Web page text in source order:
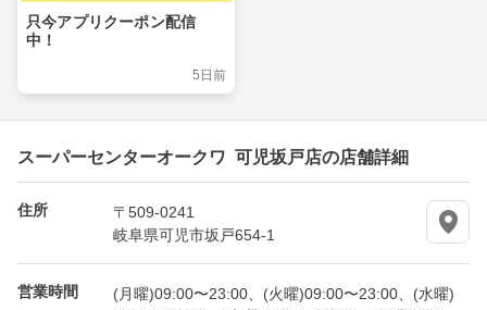
只今アプリクーポン配信
中！
5日前
スーパーセンターオークワ 可児坂戸店の店舗詳細
住所
〒509-0241
岐阜県可児市坂戸654-1
営業時間
(月曜)09:00〜23:00、(火曜)09:00〜23:00、(水曜)